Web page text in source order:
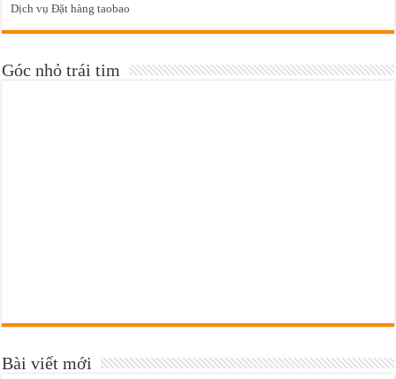
Dịch vụ Đặt hàng taobao
Góc nhỏ trái tim
Bài viết mới